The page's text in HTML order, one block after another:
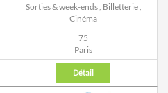
Sorties & week-ends, Billetterie,
Cinéma
75
Paris
Détail